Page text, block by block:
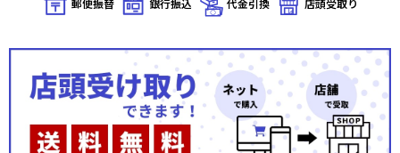
郵便振替
銀行振込 代金引換 店頭受取り